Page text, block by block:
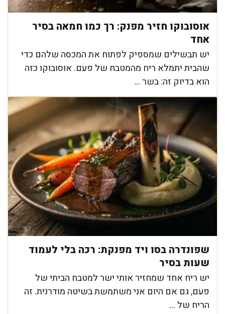
אוסובוקו חזיר מפנק: רך כמו חמאה בסיר
אחד
יש תבשילים שמספיק לפתוח את המכסה שלהם כדי
שהבית יתמלא ריח מהמטבח של פעם. אוסובוקו כזה
הוא בדיוק זה: בשר ...
שפונדרה בסו ויד מפנקת: רכה בלי לעמוד
שעות בסיר
יש ריח אחד שמחזיר אותי ישר למטבח הביתי של
פעם, גם אם היום אני משתמשת בשיטה מודרנית. זה
הריח של ...